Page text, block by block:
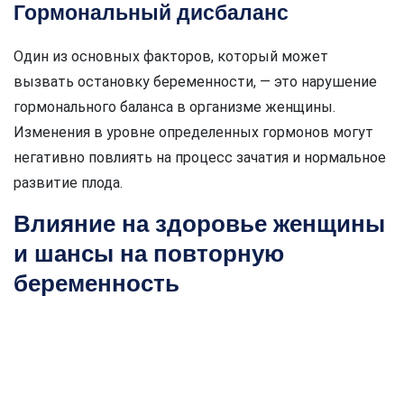
Гормональный дисбаланс
Один из основных факторов, который может
вызвать остановку беременности, — это нарушение
гормонального баланса в организме женщины.
Изменения в уровне определенных гормонов могут
негативно повлиять на процесс зачатия и нормальное
развитие плода.
Влияние на здоровье женщины
и шансы на повторную
беременность